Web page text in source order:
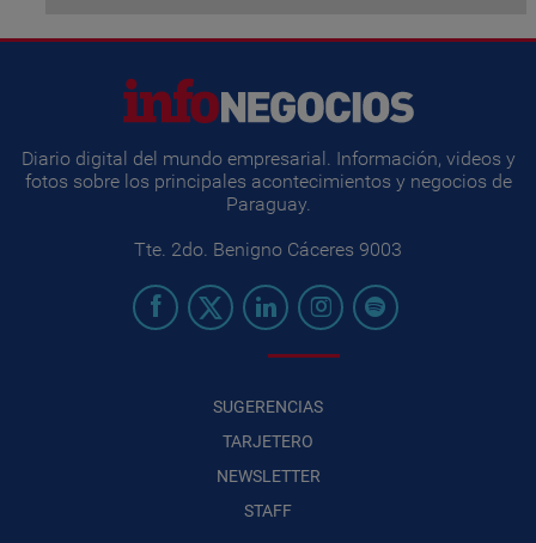
Diario digital del mundo empresarial. Información, videos y
fotos sobre los principales acontecimientos y negocios de
Paraguay.
Tte. 2do. Benigno Cáceres 9003
SUGERENCIAS
TARJETERO
NEWSLETTER
STAFF